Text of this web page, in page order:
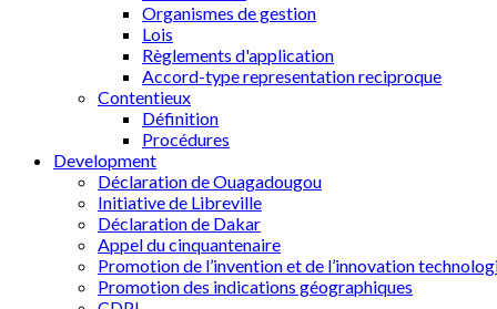
Organismes de gestion
Lois
Règlements d'application
Accord-type representation reciproque
Contentieux
Définition
Procédures
Development
Déclaration de Ouagadougou
Initiative de Libreville
Déclaration de Dakar
Appel du cinquantenaire
Promotion de l’invention et de l’innovation
Promotion des indications géographiques